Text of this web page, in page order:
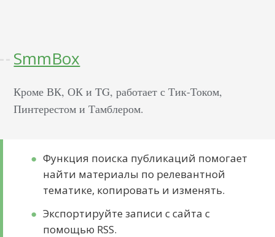
SmmBox
Кроме ВК, ОК и TG, работает с Тик-Током,
Пинтерестом и Тамблером.
Функция поиска публикаций помогает
найти материалы по релевантной
тематике, копировать и изменять.
Экспортируйте записи с сайта с
помощью RSS.